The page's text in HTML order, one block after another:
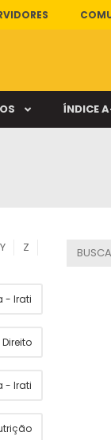
ÍNDICE
Y Z
- Irati
Direito
- Irati